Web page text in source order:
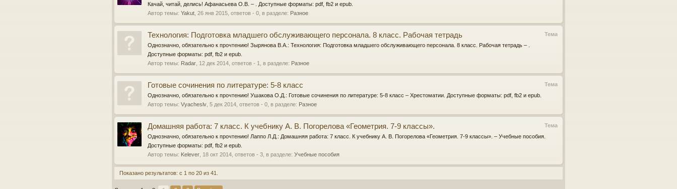
Качай, читай, делись! Афанасьева О.В. – . Доступные форматы: pdf, fb2 и epub.
Автор темы: Yakut 26 янв 2015 , ответов - 0, в разделе: Разное
Тема
Технология: Подготовка младшего обслуживающего персонала. 8 класс. Рабочая тетрадь
Однозначно, обязательно к прочтению! Зырянова В.А.: Технология: Подготовка младшего обслуживающего персонала. 8 класс. Рабочая тетрадь – .
Доступные форматы: pdf, fb2 и epub.
Автор темы: Radar 12 дек 2014 , ответов - 1, в разделе: Разное
Тема
Готовые сочинения по литературе: 5-8 класс
Однозначно, обязательно к прочтению! Ушакова О.Д.: Готовые сочинения по литературе: 5-8 класс – Хрестоматии. Доступные форматы: pdf, fb2 и epub.
Автор темы: Vyacheslv 5 дек 2014 , ответов - 0, в разделе: Разное
Тема
Домашняя работа: 7 класс. К учебнику А. В. Погорелова «Геометрия. 7-9 классы».
Однозначно, обязательно к прочтению! Лаппо Л.Д.: Домашняя работа: 7 класс. К учебнику А. В. Погорелова «Геометрия. 7-9 классы». – Учебные пособия.
Доступные форматы: pdf, fb2 и epub.
Автор темы: Kelever 18 окт 2014 , ответов - 3, в разделе: Учебные пособия
Показано результатов: с 1 по 20 из 41.